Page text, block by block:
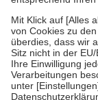
stärken und die
fallenkeine
• Kindern und
mit Ausnahme der
• Untersuchungen
GKV getragen
• empfohlenen